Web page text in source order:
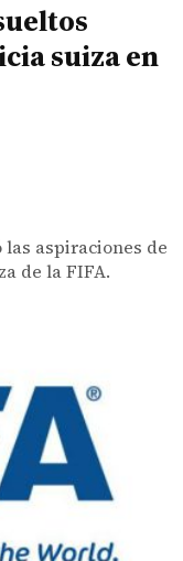
suiza en
aspiraciones de
de la FIFA.